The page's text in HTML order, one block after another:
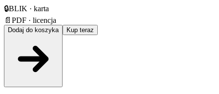
🔒BLIK · karta
📄 PDF · licencja
Dodaj do koszyka Kup teraz